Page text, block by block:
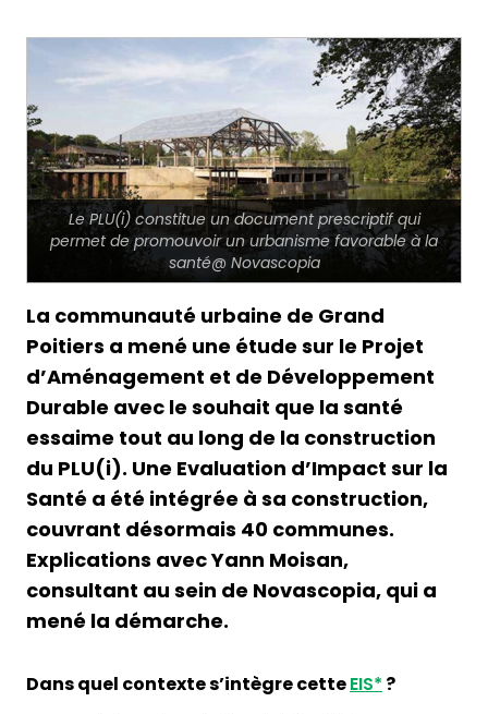
Le PLU(i) constitue un document prescriptif qui
permet de promouvoir un urbanisme favorable à la
santé@ Novascopia
La communauté urbaine de Grand
Poitiers a mené une étude sur le Projet
d’Aménagement et de Développement
Durable avec le souhait que la santé
essaime tout au long de la construction
du PLU(i). Une Evaluation d’Impact sur la
Santé a été intégrée à sa construction,
couvrant désormais 40 communes.
Explications avec Yann Moisan,
consultant au sein de Novascopia, qui a
mené la démarche.
Dans quel contexte s’intègre cetteEIS* ?